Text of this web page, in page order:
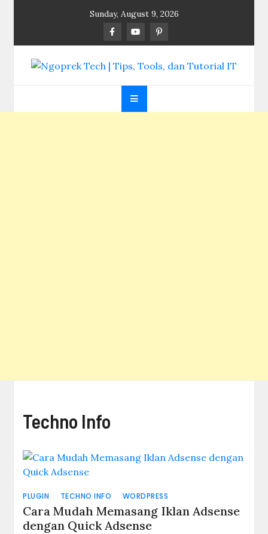
Sunday, August 9, 2026
Ngoprek Tech | Tips,
Tools, dan Tutorial
Techno Info
PLUGIN TECHNO INFO WORDPRESS
Cara Mudah Memasang Iklan Adsense
dengan Quick Adsense